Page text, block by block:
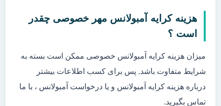
هزینه کرایه آمبولانس مهر خصوصی چقدر
است ؟
میزان هزینه کرایه آمبولانس خصوصی ممکن است بسته به
شرایط متفاوت باشد. پس برای کسب اطلاعات بیشتر
درباره هزینه کرایه آمبولانس و یا درخواست آمبولانس ، با ما
تماس بگیرید.